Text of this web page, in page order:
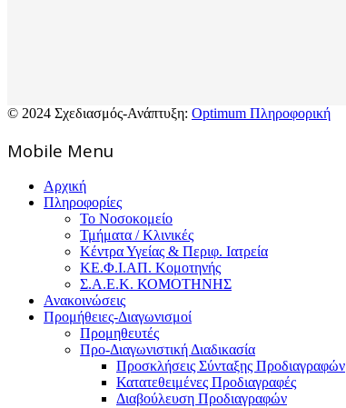
© 2024 Σχεδιασμός-Ανάπτυξη: Optimum Πληροφορική
Mοbile Menu
Αρχική
Πληροφορίες
Το Νοσοκομείο
Τμήματα / Κλινικές
Κέντρα Υγείας & Περιφ. Ιατρεία
ΚΕ.Φ.Ι.ΑΠ. Κομοτηνής
Σ.Α.Ε.Κ. ΚΟΜΟΤΗΝΗΣ
Ανακοινώσεις
Προμήθειες-Διαγωνισμοί
Προμηθευτές
Προ-Διαγωνιστική Διαδικασία
Προσκλήσεις Σύνταξης Προδιαγραφών
Κατατεθειμένες Προδιαγραφές
Διαβούλευση Προδιαγραφών